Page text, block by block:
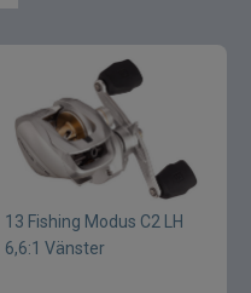
13 Fishing Modus C2 LH
6,6:1 Vänster